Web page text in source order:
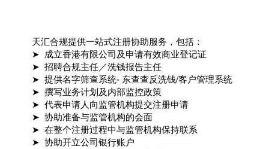
天汇合规提供一站式注册协助服务，包括：
➤ 成立香港有限公司及申请有效商业登记证
➤ 招聘合规主任／洗钱报告主任
➤ 提供名字筛查系统- 东查查反洗钱/客户管理系统
➤ 撰写业务计划及内部监控政策
➤ 代表申请人向监管机构提交注册申请
➤ 协助准备与监管机构的会面
➤ 在整个注册过程中与监管机构保持联系
➤ 协助开立公司银行账户